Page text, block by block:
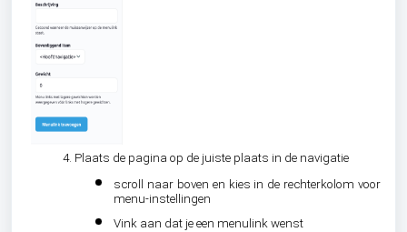
4. Plaats de pagina op de juiste plaats in de navigatie
scroll naar boven en kies in de rechterkolom voor
menu-instellingen
Vink aan dat je een menulink wenst